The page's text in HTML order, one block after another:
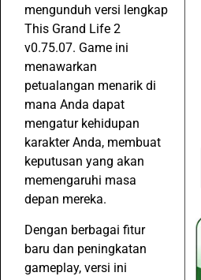
mengunduh versi lengkap
This Grand Life 2
v0.75.07. Game ini
menawarkan
petualangan menarik di
mana Anda dapat
mengatur kehidupan
karakter Anda, membuat
keputusan yang akan
memengaruhi masa
depan mereka.
Dengan berbagai fitur
baru dan peningkatan
gameplay, versi ini